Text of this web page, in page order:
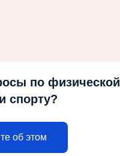
по физической
спорту?
об этом